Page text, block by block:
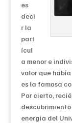
es
deci
r la
part
ícul
a menor e
valor que había
es la famosa
Por cierto,
energía del